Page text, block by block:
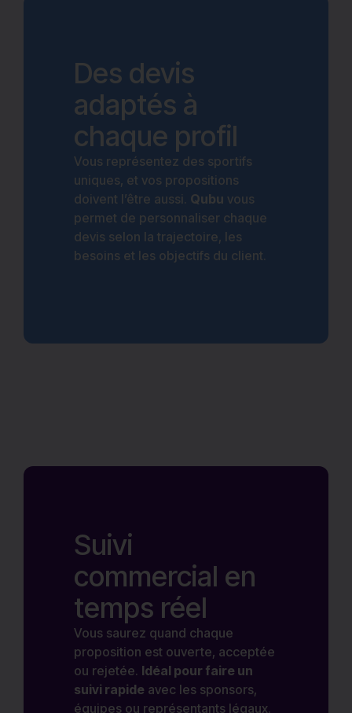
Des devis
adaptés à
chaque profil
Vous représentez des sportifs
uniques, et vos propositions
doivent l’être aussi. Qubu vous
permet de personnaliser chaque
devis selon la trajectoire, les
besoins et les objectifs du client.
Suivi
commercial en
temps réel
Vous saurez quand chaque
proposition est ouverte, acceptée
ou rejetée. Idéal pour faire un
suivi rapide avec les sponsors,
équipes ou représentants légaux.